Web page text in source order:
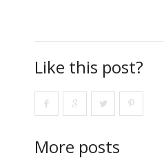
Like this post?
More posts